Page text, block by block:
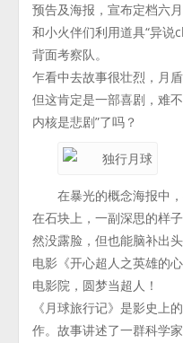
预告及海报，宣布定档六
和小火伴们利用道具“异说
背面考察队。
乍看中去故事很壮烈，月
但这肯定是一部喜剧，难
内核是悲剧”了吗？
在暴光的概念海报中
在石块上，一副深思的样
然没露脸，但也能脑补出
电影《开心超人之英雄的
电影院，圆梦当超人！
《月球旅行记》是影史上
作。故事讲述了一群科学